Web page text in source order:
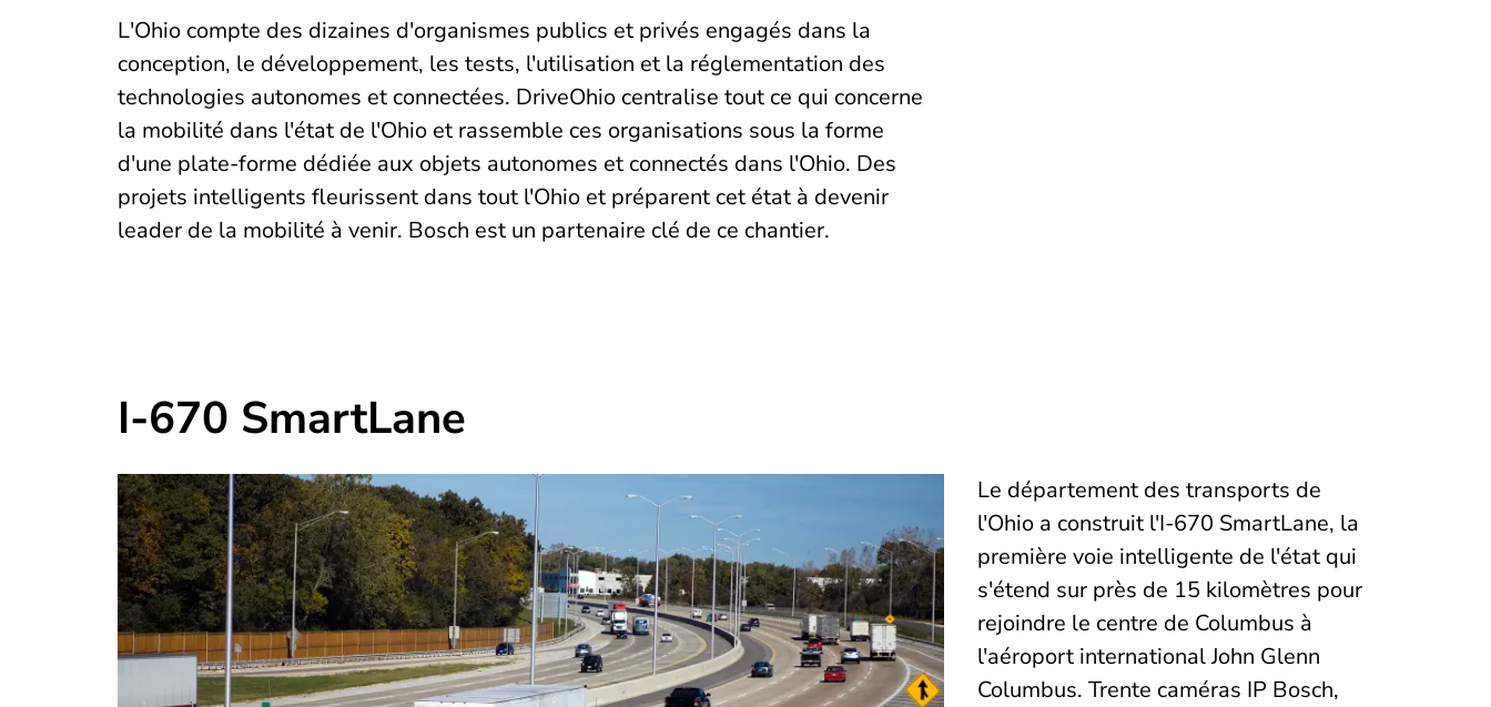
L'Ohio compte des dizaines d'organismes publics et privés engagés dans la
conception, le développement, les tests, l'utilisation et la réglementation des
technologies autonomes et connectées. DriveOhio centralise tout ce qui concerne
la mobilité dans l'état de l'Ohio et rassemble ces organisations sous la forme
d'une plate-forme dédiée aux objets autonomes et connectés dans l'Ohio. Des
projets intelligents fleurissent dans tout l'Ohio et préparent cet état à devenir
leader de la mobilité à venir. Bosch est un partenaire clé de ce chantier.
I-670 SmartLane
Le département des transports de
l'Ohio a construit l'I-670 SmartLane, la
première voie intelligente de l'état qui
s'étend sur près de 15 kilomètres pour
rejoindre le centre de Columbus à
l'aéroport international John Glenn
Columbus. Trente caméras IP Bosch,